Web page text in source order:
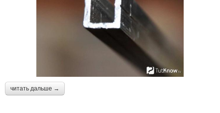
читать дальше →